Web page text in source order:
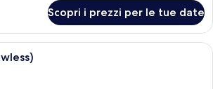
Scopri i prezzi per le tue date
Una camera d'albergo compatta con